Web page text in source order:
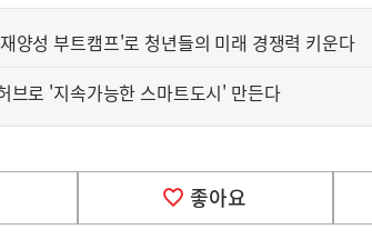
양성 부트캠프'로 청년들의 미래 경쟁력 키운다
브로 '지속가능한 스마트도시' 만든다
좋아요